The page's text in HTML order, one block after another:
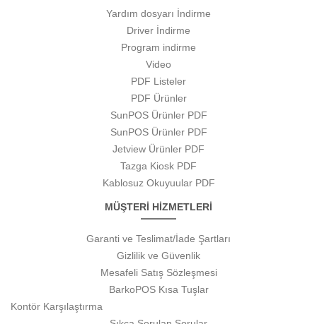
Yardım dosyarı İndirme
Driver İndirme
Program indirme
Video
PDF Listeler
PDF Ürünler
SunPOS Ürünler PDF
SunPOS Ürünler PDF
Jetview Ürünler PDF
Tazga Kiosk PDF
Kablosuz Okuyuular PDF
MÜŞTERİ HİZMETLERİ
Garanti ve Teslimat/İade Şartları
Gizlilik ve Güvenlik
Mesafeli Satış Sözleşmesi
BarkoPOS Kısa Tuşlar
Kontör Karşılaştırma